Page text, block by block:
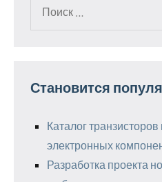
Становится
Каталог
электронных
Разработка проекта